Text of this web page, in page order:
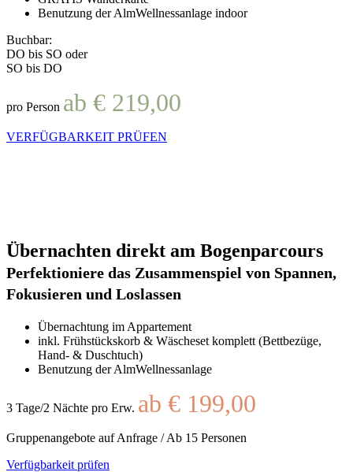
Benutzung der AlmWellnessanlage indoor
Buchbar:
DO bis SO oder
SO bis DO
pro Person ab € 219,00
VERFÜGBARKEIT PRÜFEN
Übernachten direkt am Bogenparcours
Perfektioniere das Zusammenspiel von Spannen,
Fokusieren und Loslassen
Übernachtung im Appartement
inkl. Frühstückskorb & Wäscheset komplett (Bettbezüge,
Hand- & Duschtuch)
Benutzung der AlmWellnessanlage
3 Tage/2 Nächte pro Erw. ab € 199,00
Gruppenangebote auf Anfrage / Ab 15 Personen
Verfügbarkeit prüfen